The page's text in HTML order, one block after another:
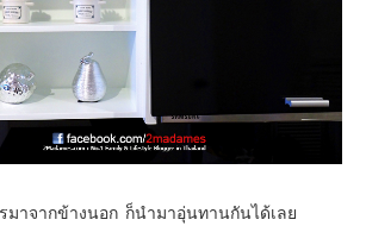
มาจากข้างนอก ก็นำมาอุ่นทานกันได้เลย